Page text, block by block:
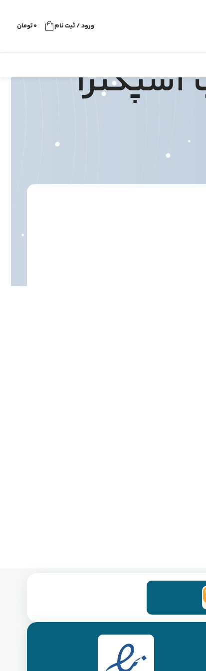
ورود / ثبت نام 0تومان